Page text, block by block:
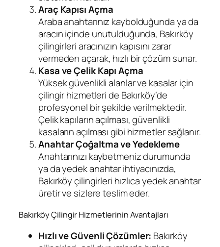
Araç Kapısı Açma
Araba anahtarınız kaybolduğunda ya da
aracın içinde unutulduğunda, Bakırköy
çilingirleri aracınızın kapısını zarar
vermeden açarak, hızlı bir çözüm sunar.
Kasa ve Çelik Kapı Açma
Yüksek güvenlikli alanlar ve kasalar için
çilingir hizmetleri de Bakırköy’de
profesyonel bir şekilde verilmektedir.
Çelik kapıların açılması, güvenlikli
kasaların açılması gibi hizmetler sağlanır.
Anahtar Çoğaltma ve Yedekleme
Anahtarınızı kaybetmeniz durumunda
ya da yedek anahtar ihtiyacınızda,
Bakırköy çilingirleri hızlıca yedek anahtar
üretir ve sizlere teslim eder.
Bakırköy Çilingir Hizmetlerinin Avantajları
Hızlı ve Güvenli Çözümler: Bakırköy